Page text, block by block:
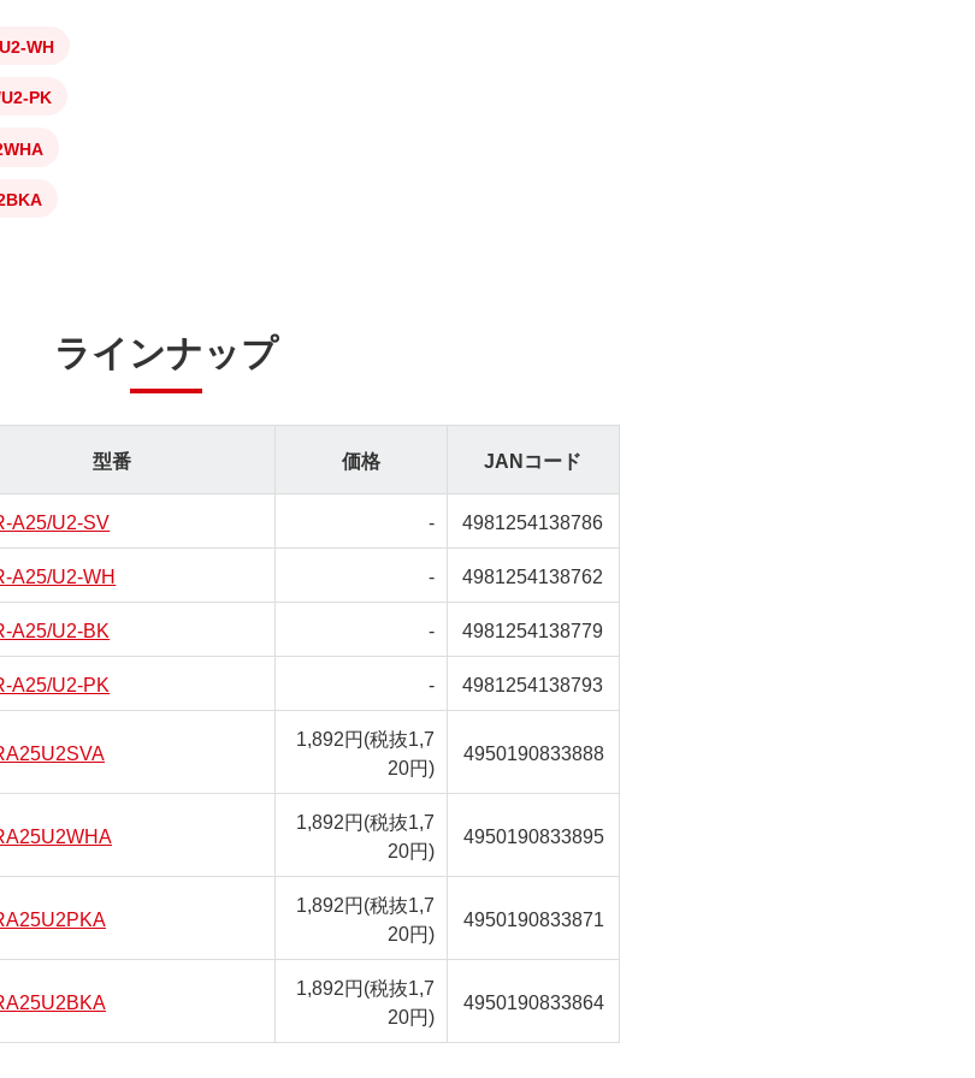
WH
PK
ラインナップ
型番 価格 JANコード
A25/U2-SV -
4981254138786
A25/U2-WH
-
4981254138762
A25/U2-BK
-
4981254138779
A25/U2-PK
- 4981254138793
1,892円(税抜1,7
20円)
4950190833888
1,892円(税抜1,7
20円)
4950190833895
1,892円(税抜1,7
20円)
4950190833871
1,892円(税抜1,7
20円)
4950190833864